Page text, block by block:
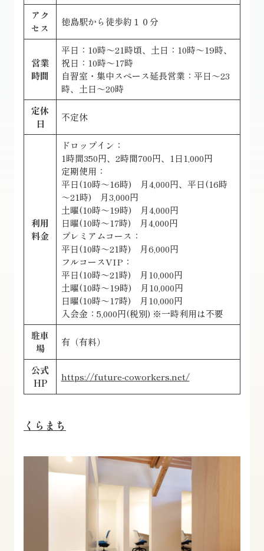
アク
セス
徳島駅から徒歩約１０分
営業
時間
平日：10時～21時頃、土日：10時～19時、
祝日：10時～17時
自習室・集中スペース延長営業：平日～23
時、土日～20時
定休
日
不定休
利用
料金
ドロップイン：
1時間350円、2時間700円、1日1,000円
定期使用：
平日(10時～16時) 月4,000円、平日(16時
～21時) 月3,000円
土曜(10時～19時) 月4,000円
日曜(10時～17時) 月4,000円
プレミアムコース：
平日(10時～21時) 月6,000円
フルコースVIP：
平日(10時～21時) 月10,000円
土曜(10時～19時) 月10,000円
日曜(10時～17時) 月10,000円
入会金：5,000円(税別) ※一時利用は不要
駐車
場
有（有料）
公式
HP
https://future-coworkers.net/
くらまち